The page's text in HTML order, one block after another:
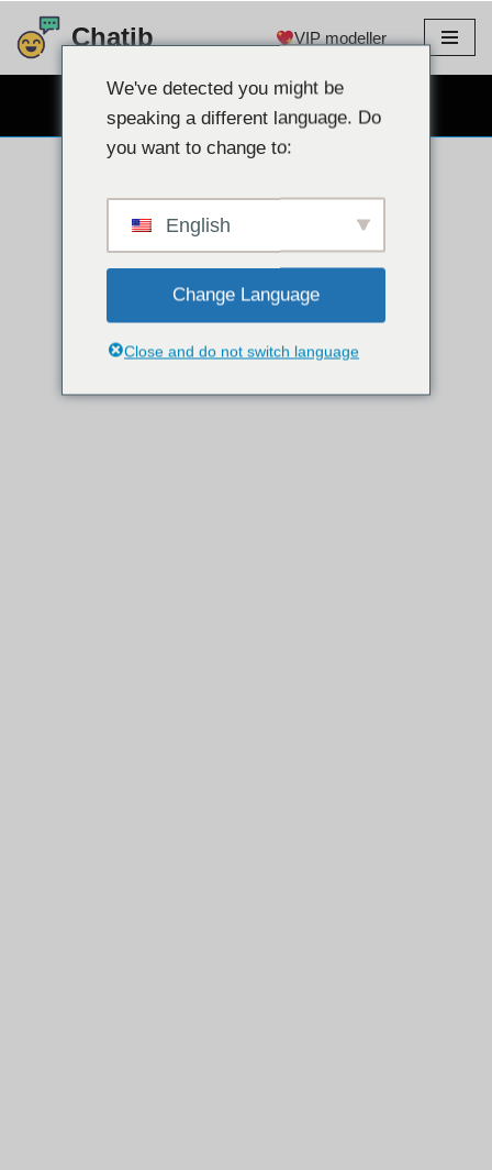
Gå
Chatib VIP modeller
GRATIS WEBCAM CHAT
We've detected you might be
speaking a different language. Do
you want to change to:
English
Change Language
Close and do not switch language